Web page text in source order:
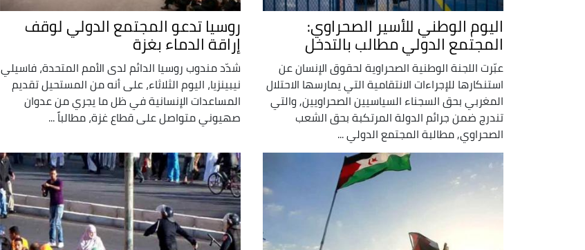
اليوم الوطني للأسير الصحراوي:
المجتمع الدولي مطالب بالتدخل
عبّرت اللجنة الوطنية الصحراوية لحقوق الإنسان عن
استنكارها للإجراءات الانتقامية التي يمارسها الاحتلال
المغربي بحق السجناء السياسيين الصحراويين, والتي
تندرج ضمن جرائم الدولة المرتكبة بحق الشعب
الصحراوي, مطالبة المجتمع الدولي ...
روسيا تدعو المجتمع الدولي لوقف
إراقة الدماء بغزة
شدّد مندوب روسيا الدائم لدى الأمم المتحدة، فاسيلي
نيبينزيا، اليوم الثلاثاء، على أنه من المستحيل تقديم
المساعدات الإنسانية في ظل ما يجري من عدوان
صهيوني متواصل على قطاع غزة، مطالباً ...